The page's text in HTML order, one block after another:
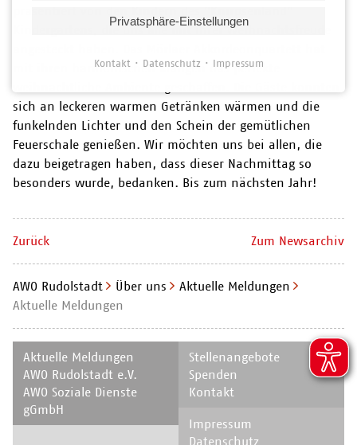
Kindergartens, die uns alle mit ihrer Weihnachtsfreude
mit ihren harmonischen Klängen das perfekte
sich an leckeren warmen Getränken wärmen und die
funkelnden Lichter und den Schein der gemütlichen
Feuerschale genießen. Wir möchten uns bei allen, die
dazu beigetragen haben, dass dieser Nachmittag so
besonders wurde, bedanken. Bis zum nächsten Jahr!
Zurück Zum Newsarchiv
AWO Rudolstadt Über uns
Aktuelle Meldungen
Aktuelle Meldungen
Navigation
überspringen
Aktuelle Meldungen
AWO Rudolstadt e.V.
AWO Soziale Dienste
gGmbH
Navigation
überspringen
Stellenangebote
Spenden
Kontakt
Navigation
überspringen
Impressum
Datenschutz
Privatsphäre-Einstellungen
Kontakt Datenschutz Impressum